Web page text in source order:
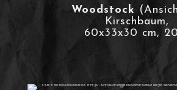
Woodstock
Kirschbaum,
60x33x30 cm,